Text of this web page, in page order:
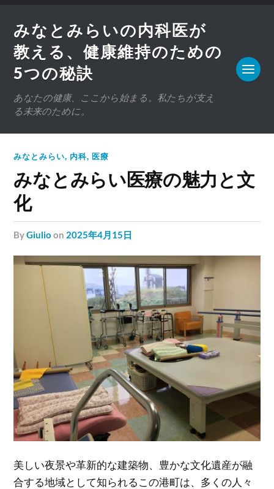
みなとみらいの内科医が
教える、健康維持のための
5つの秘訣
あなたの健康、ここから始まる。私たちが支え
る未来のために。
みなとみらい, 内科, 医療
みなとみらい医療の魅力と文
化
byGiulio on 2025年4月15日
美しい夜景や革新的な建築物、豊かな文化遺産が融
合する地域として知られるこの港町は、多くの人々